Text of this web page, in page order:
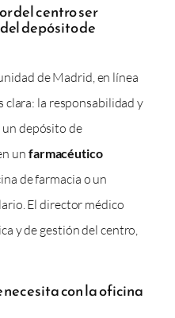
del centro ser
depósito de
de Madrid, en línea
clara: la responsabilidad y
depósito de
un farmacéutico
de farmacia o un
El director médico
y de gestión del centro,
con la oficina